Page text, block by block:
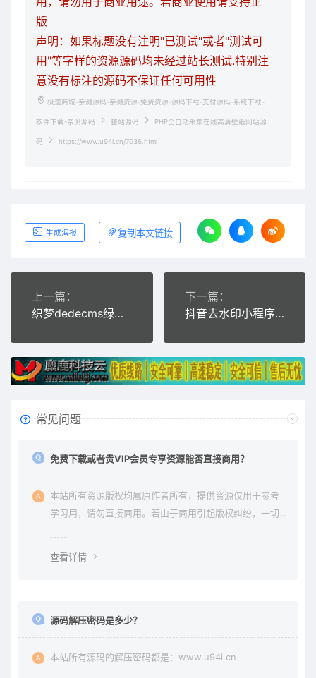
版
声明：如果标题没有注明"已测试"或者"测试可
用"等字样的资源源码均未经过站长测试.特别注
意没有标注的源码不保证任何可用性
极速商城-亲测源码-亲测资源-免费资源-源码下载-支付源码-系统下载-
软件下载-亲测源码 整站源码 PHP全自动采集在线高清壁纸网站源
码 https://www.u94i.cn/7036.html
生成海报 复制本文链接
上一篇：
织梦dedecms绿色景观绿植苗木农业种植企业网站模板(带手机移动端)
下一篇：
抖音去水印小程序源码独立版无后台
常见问题
免费下载或者贵VIP会员专享资源能否直接商用？
本站所有资源版权均属原作者所有，提供资源仅用于参考
学习用，请勿直接商用。若由于商用引起版权纠纷，一切
查看详情
源码解压密码是多少？
本站所有源码的解压密码都是：www.u94i.cn